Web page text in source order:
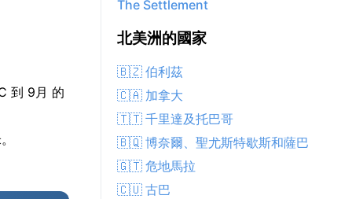
到 9月 的
The Settlement
北美洲的國家
🇧🇿 伯利茲
🇨🇦 加拿大
🇹🇹 千里達及托巴哥
🇧🇶 博奈爾、聖尤斯特歇斯和薩巴
🇬🇹 危地馬拉
🇨🇺 古巴